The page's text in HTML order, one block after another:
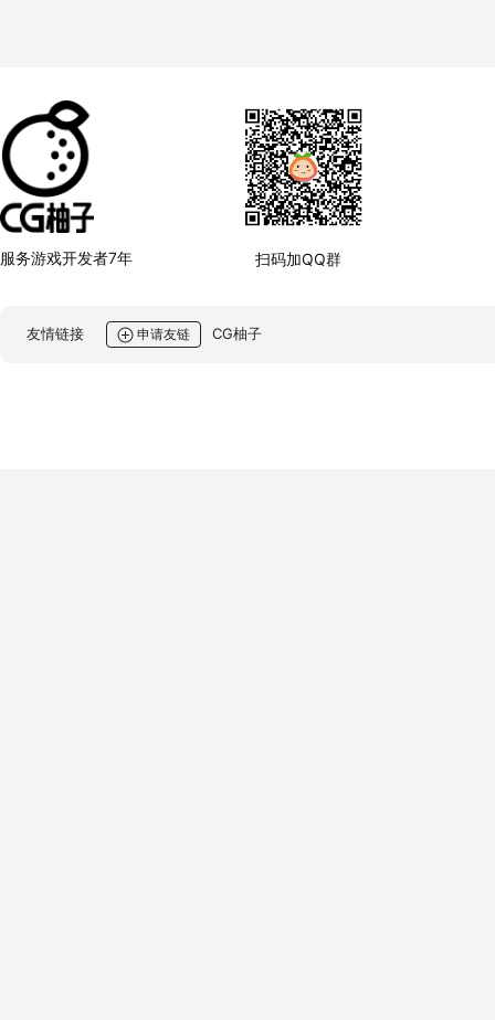
服务游戏开发者7年 扫码加QQ群
友情链接 申请友链 CG柚子